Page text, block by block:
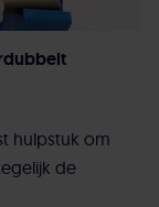
hulpstuk om
de